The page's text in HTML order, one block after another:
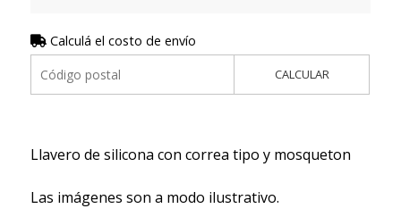
Calculá el costo de envío
CALCULAR
Llavero de silicona con correa tipo y mosqueton
Las imágenes son a modo ilustrativo.